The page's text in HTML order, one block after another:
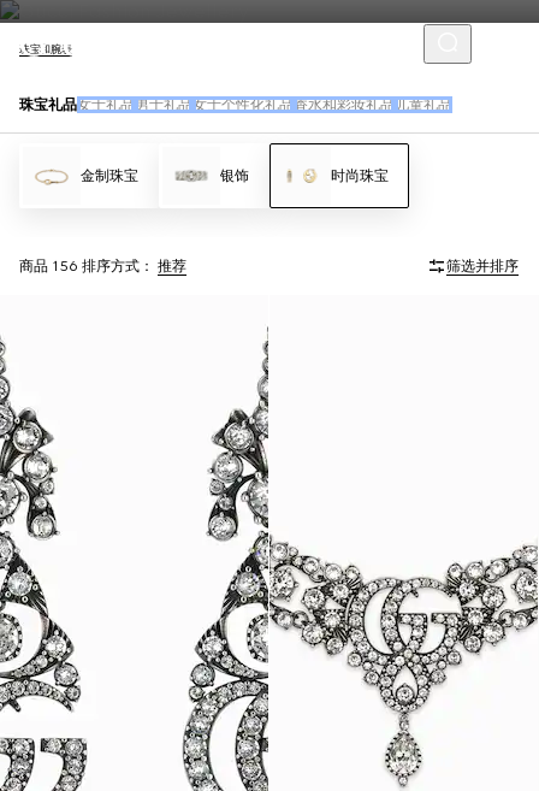
珠宝和腕表
珠宝礼品 女士礼品 男士礼品 女士个性化礼品 香水和彩妆礼品 儿童礼品
金制珠宝 银饰 时尚珠宝
商品 156 排序方式： 推荐 筛选并排序